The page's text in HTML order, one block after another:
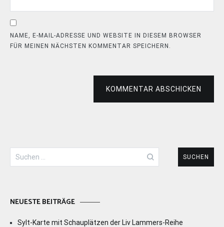
NAME, E-MAIL-ADRESSE UND WEBSITE IN DIESEM BROWSER
FÜR MEINEN NÄCHSTEN KOMMENTAR SPEICHERN.
KOMMENTAR ABSCHICKEN
Suchen
nach:
NEUESTE BEITRÄGE
Sylt-Karte mit Schauplätzen der Liv Lammers-Reihe